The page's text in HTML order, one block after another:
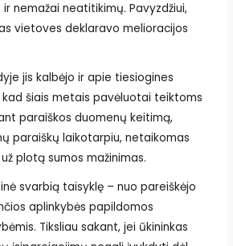
nemažai neatitikimų. Pavyzdžiui,
vietoves deklaravo melioracijos
jis kalbėjo ir apie tiesiogines
kad šiais metais pavėluotai teiktoms
paraiškos duomenų keitimą,
paraiškų laikotarpiu, netaikomas
plotą sumos mažinimas.
svarbią taisyklę – nuo pareiškėjo
aplinkybės papildomos
Tiksliau sakant, jei ūkininkas